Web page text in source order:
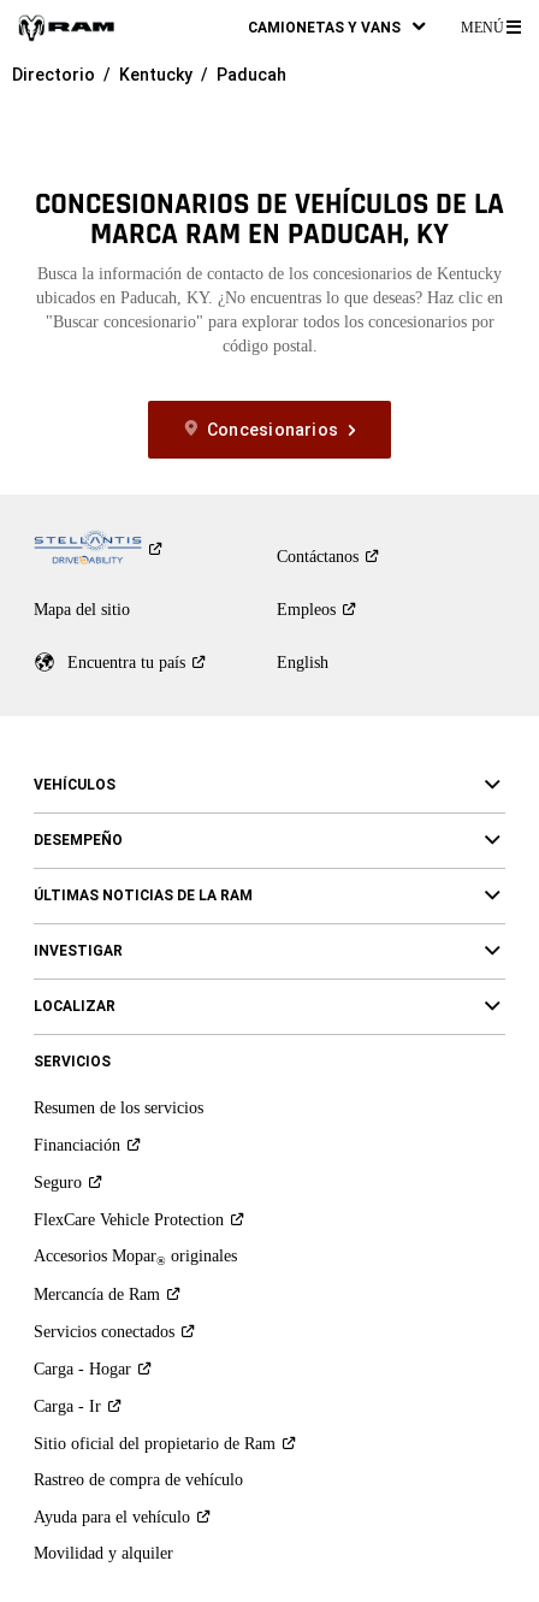
CAMIONETAS Y VANS MENÚ
Directorio Kentucky Paducah
CONCESIONARIOS DE VEHÍCULOS DE LA
MARCA RAM EN PADUCAH, KY
Busca la información de contacto de los concesionarios de Kentucky
ubicados en Paducah, KY. ¿No encuentras lo que deseas? Haz clic en
"Buscar concesionario" para explorar todos los concesionarios por
código postal.
Concesionarios
Contáctanos
Mapa del sitio Empleos
Encuentra tu país English
VEHÍCULOS
DESEMPEÑO
ÚLTIMAS NOTICIAS DE LA RAM
INVESTIGAR
LOCALIZAR
SERVICIOS
Resumen de los servicios
Financiación
Seguro
FlexCare Vehicle Protection
Accesorios Mopar® originales
Mercancía de Ram
Servicios conectados
Carga - Hogar
Carga - Ir
Sitio oficial del propietario de Ram
Rastreo de compra de vehículo
Ayuda para el vehículo
Movilidad y alquiler